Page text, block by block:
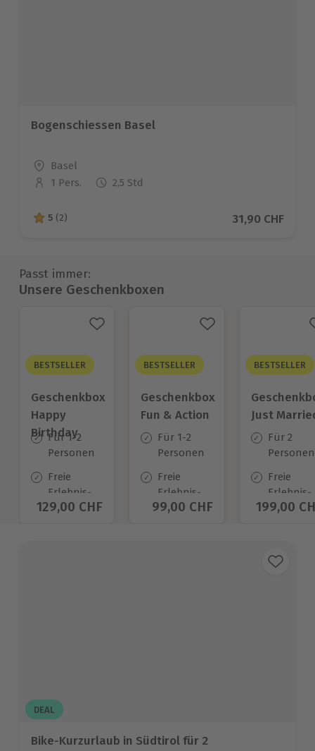
Bogenschiessen Basel
Standort
Basel
Anzahl der Teilnehmer
1 Pers. 2,5 Std
5 von 5 Sternen basierend auf 2 Bewertungen
5 (2) Aktueller Preis
31,90 CHF
Passt immer:
Unsere Geschenkboxen
BESTSELLER
Geschenkbox
Happy
Birthday
Für 1-2
Personen
Freie
Erlebnis-
Auswahl
Aktueller Preis
129,00 CHF
BESTSELLER
Geschenkbox
Fun & Action
Für 1-2
Personen
Freie
Erlebnis-
Auswahl
Aktueller Preis
99,00 CHF
BESTSELLER
Just
Für 2
Personen
Freie
Erlebnis-
Auswahl
Aktueller
199,00
DEAL
Bike-Kurzurlaub in Südtirol für 2